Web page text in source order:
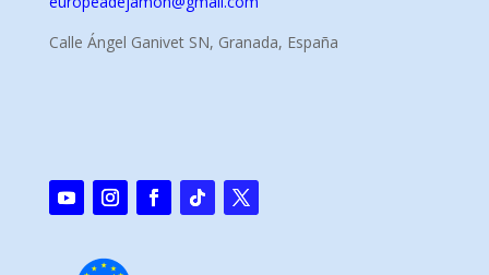
Calle Ángel Ganivet SN, Granada, España